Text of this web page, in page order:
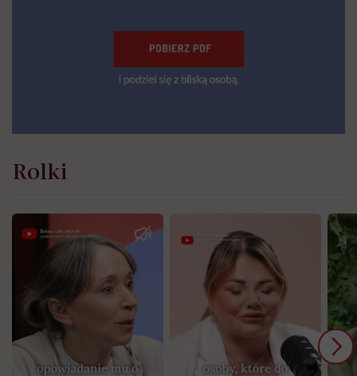
Rolki